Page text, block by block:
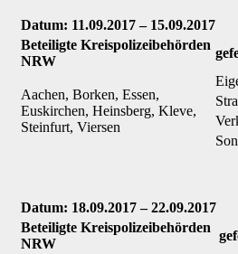
Datum: 11.09.2017 – 15.09.2017
Beteiligte Kreispolizeibehörden
NRW
Aachen, Borken, Essen,
Euskirchen, Heinsberg, Kleve,
Steinfurt, Viersen
Datum: 18.09.2017 – 22.09.2017
Beteiligte Kreispolizeibehörden
NRW